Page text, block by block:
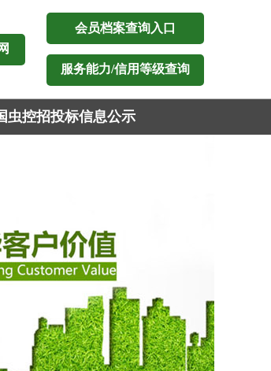
服务能力/信用等级查询
会员档案查询入口
虫控招投标信息公示